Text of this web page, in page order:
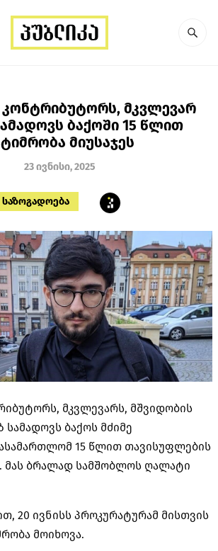
კონტრიბუტორს, მკვლევარ
ბაქოში 15 წლით
მიუსაჯეს
23 ივნისი, 2025
საზოგადოება
მკვლევარს, მშვიდობის
სამადოვს ბაქოს მძიმე
15 წლით თავისუფლების
მას ბრალად სამშობლოს ღალატი
20 ივნისს პროკურატურამ მისთვის
მოიხოვა.